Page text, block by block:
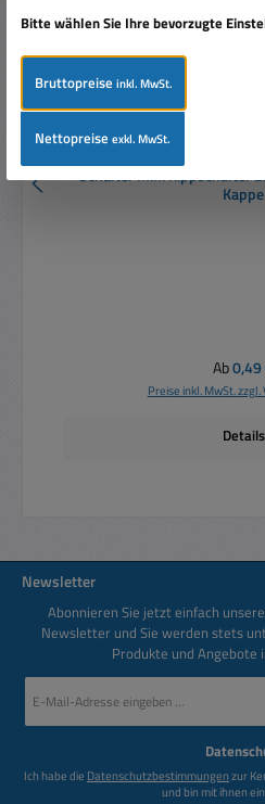
Schalter Mini Kippschalter
Kappe
Ab
Preise inkl. MwSt.
Details
Newsletter
Abonnieren Sie jetzt einfach
Newsletter und Sie werden stets
Produkte und
Mail-
Ich habe die Datenschutzbestimmungenzur
und bin mit ihnen
Bitte wählen Sie Ihre bevorzugte
Bruttopreiseinkl. MwSt.
Nettopreiseexkl. MwSt.